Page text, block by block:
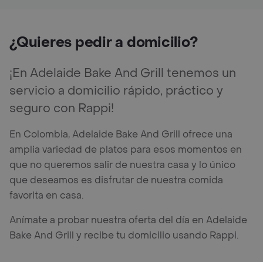
¿Quieres pedir a domicilio?
¡En Adelaide Bake And Grill tenemos un
servicio a domicilio rápido, práctico y
seguro con Rappi!
En Colombia, Adelaide Bake And Grill ofrece una
amplia variedad de platos para esos momentos en
que no queremos salir de nuestra casa y lo único
que deseamos es disfrutar de nuestra comida
favorita en casa.
Anímate a probar nuestra oferta del día en Adelaide
Bake And Grill y recibe tu domicilio usando Rappi.